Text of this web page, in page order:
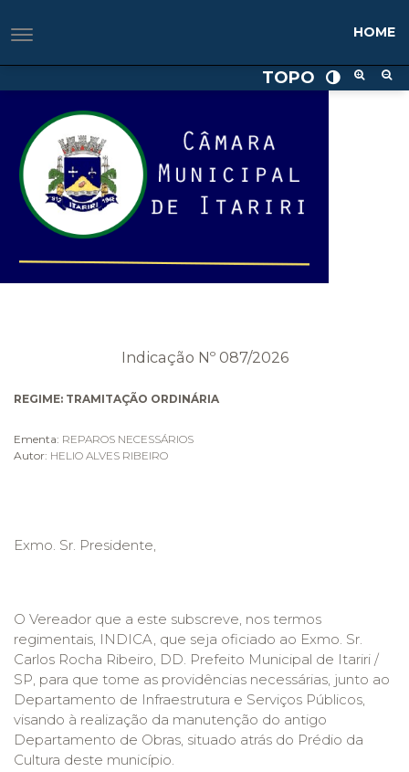
TOPO
HOME
Indicação Nº 087/2026
REGIME: TRAMITAÇÃO ORDINÁRIA
Ementa: REPAROS NECESSÁRIOS
Autor: HELIO ALVES RIBEIRO
Exmo. Sr. Presidente,
O Vereador que a este subscreve, nos termos
regimentais, INDICA, que seja oficiado ao Exmo. Sr.
Carlos Rocha Ribeiro, DD. Prefeito Municipal de Itariri /
SP, para que tome as providências necessárias, junto ao
Departamento de Infraestrutura e Serviços Públicos,
visando à realização da manutenção do antigo
Departamento de Obras, situado atrás do Prédio da
Cultura deste município.